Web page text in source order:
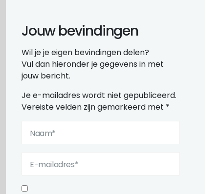
Jouw bevindingen
Wil je je eigen bevindingen delen?
Vul dan hieronder je gegevens in met
jouw bericht.
Je e-mailadres wordt niet gepubliceerd.
Vereiste velden zijn gemarkeerd met *